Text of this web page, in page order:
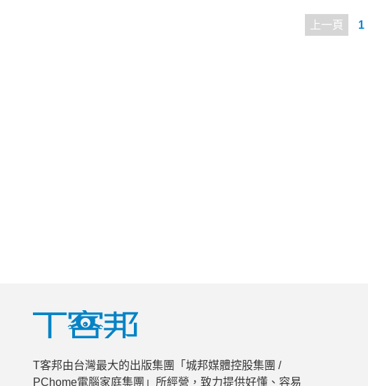
上一頁 1
T客邦由台灣最大的出版集團「城邦媒體控股集團 /
PChome電腦家庭集團」所經營，致力提供好懂、容易